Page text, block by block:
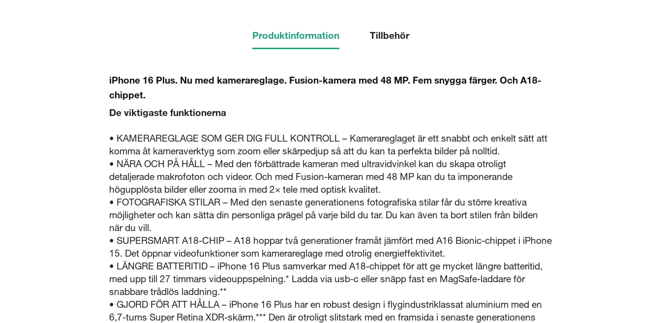
Produktinformation Tillbehör
iPhone 16 Plus. Nu med kamerareglage. Fusion-kamera med 48 MP. Fem snygga färger. Och A18-
chippet.
De viktigaste funktionerna
• KAMERAREGLAGE SOM GER DIG FULL KONTROLL – Kamerareglaget är ett snabbt och enkelt sätt att
komma åt kameraverktyg som zoom eller skärpedjup så att du kan ta perfekta bilder på nolltid.
• NÄRA OCH PÅ HÅLL – Med den förbättrade kameran med ultravidvinkel kan du skapa otroligt
detaljerade makrofoton och videor. Och med Fusion-kameran med 48 MP kan du ta imponerande
högupplösta bilder eller zooma in med 2× tele med optisk kvalitet.
• FOTOGRAFISKA STILAR – Med den senaste generationens fotografiska stilar får du större kreativa
möjligheter och kan sätta din personliga prägel på varje bild du tar. Du kan även ta bort stilen från bilden
när du vill.
• SUPERSMART A18-CHIP – A18 hoppar två generationer framåt jämfört med A16 Bionic-chippet i iPhone
15. Det öppnar videofunktioner som kamerareglage med otrolig energieffektivitet.
• LÄNGRE BATTERITID – iPhone 16 Plus samverkar med A18-chippet för att ge mycket längre batteritid,
med upp till 27 timmars videouppspelning.* Ladda via usb-c eller snäpp fast en MagSafe-laddare för
snabbare trådlös laddning.**
• GJORD FÖR ATT HÅLLA – iPhone 16 Plus har en robust design i flygindustriklassat aluminium med en
6,7-tums Super Retina XDR-skärm.*** Den är otroligt slitstark med en framsida i senaste generationens
Visa produktinformationsblad
Stäng
Stäng